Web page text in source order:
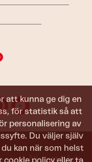
att kunna ge dig en
för statistik så att
personalisering av
Du väljer själv
kan när som helst
ska hålla att både